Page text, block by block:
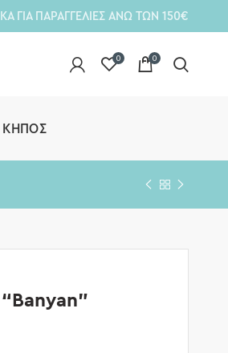
ΓΙΑ ΠΑΡΑΓΓΕΛΙΕΣ ΑΝΩ ΤΩΝ 150€
0 0
ΚΉΠΟΣ